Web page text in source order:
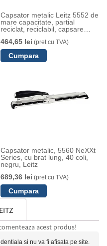
Capsator metalic Leitz 5552 de
mare capacitate, partial
reciclat, reciclabil, capsare
incluse, argintiu
464,65 lei (pret cu TVA)
Capsator metalic, 5560 NeXXt
Series, cu brat lung, 40 coli,
negru, Leitz
689,36 lei (pret cu TVA)
acest produs!
si nu va fi afisata pe site.